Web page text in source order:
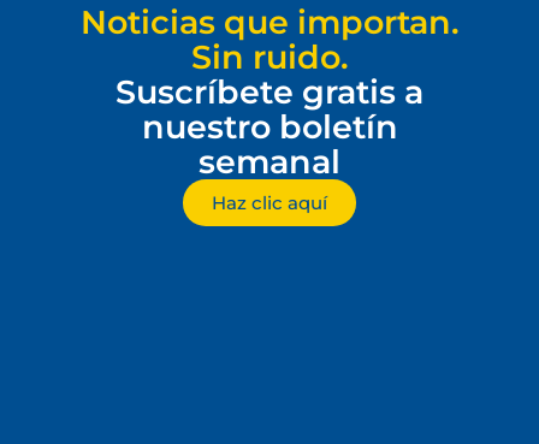
Noticias que importan.
Sin ruido.
Suscríbete gratis a
nuestro boletín
semanal
Haz clic aquí